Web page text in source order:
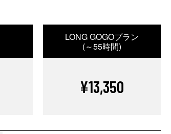
LONG GOGOプラン
(～55時間)
¥13,350